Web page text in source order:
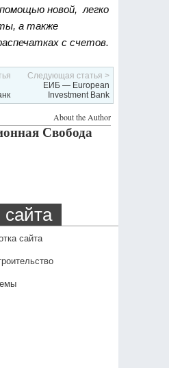
новой, легко
а также
с счетов.
Следующая статья >
ЕИБ — European
Investment Bank
About the Author
Свобода
сайта